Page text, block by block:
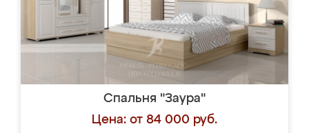
Спальня "Заура"
Цена: от 84 000 руб.